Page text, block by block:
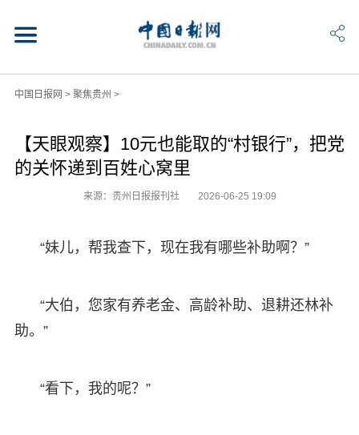
中国日报网 > 聚焦贵州 >
【天眼观察】10元也能取的“村银行”，把党
的关怀递到百姓心窝里
来源：贵州日报报刊社 2026-06-25 19:09
“妹儿，帮我查下，现在我有哪些补助啊？”
“大伯，您家有养老金、高龄补助、退耕还林补
助。”
“看下，我的呢？”